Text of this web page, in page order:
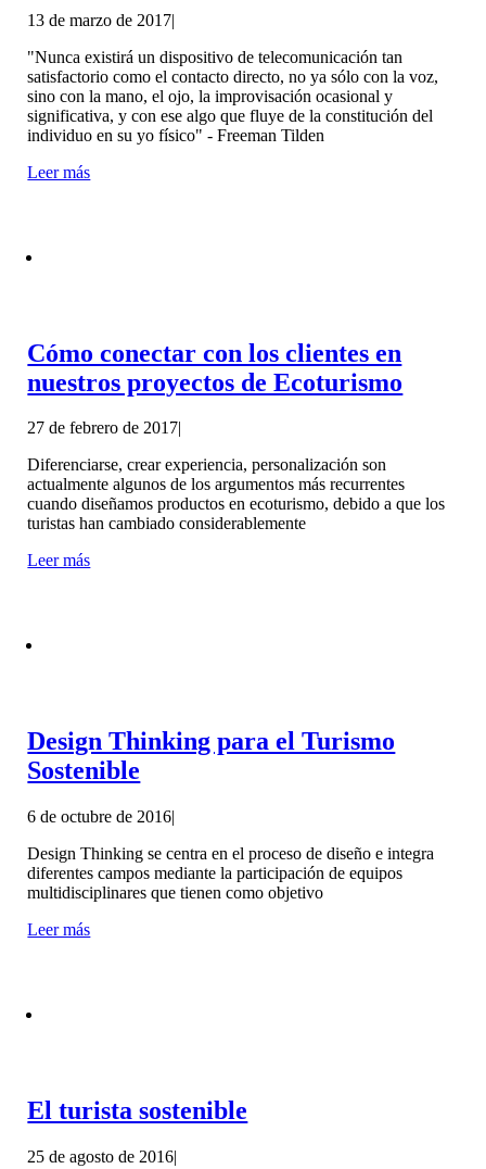
13 de marzo de 2017|
"Nunca existirá un dispositivo de telecomunicación tan
satisfactorio como el contacto directo, no ya sólo con la voz,
sino con la mano, el ojo, la improvisación ocasional y
significativa, y con ese algo que fluye de la constitución del
individuo en su yo físico" - Freeman Tilden
Leer más
Cómo conectar con los clientes en
nuestros proyectos de Ecoturismo
27 de febrero de 2017|
Diferenciarse, crear experiencia, personalización son
actualmente algunos de los argumentos más recurrentes
cuando diseñamos productos en ecoturismo, debido a que los
turistas han cambiado considerablemente
Leer más
Design Thinking para el Turismo
Sostenible
6 de octubre de 2016|
Design Thinking se centra en el proceso de diseño e integra
diferentes campos mediante la participación de equipos
multidisciplinares que tienen como objetivo
Leer más
El turista sostenible
25 de agosto de 2016|